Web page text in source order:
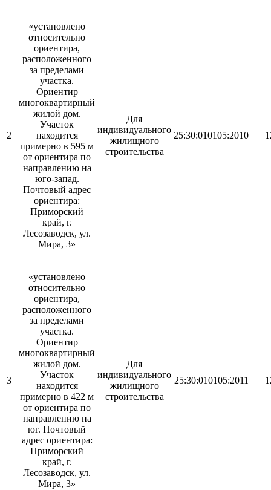
2
«установлено
относительно
ориентира,
расположенного
за пределами
участка.
Ориентир
многоквартирный
жилой дом.
Участок
находится
примерно в 595 м
от ориентира по
направлению на
юго-запад.
Почтовый адрес
ориентира:
Приморский
край, г.
Лесозаводск, ул.
Мира, 3»
Для
индивидуального
жилищного
строительства
25:30:010105:2010
3
«установлено
относительно
ориентира,
расположенного
за пределами
участка.
Ориентир
многоквартирный
жилой дом.
Участок
находится
примерно в 422 м
от ориентира по
направлению на
юг. Почтовый
адрес ориентира:
Приморский
край, г.
Лесозаводск, ул.
Мира, 3»
Для
индивидуального
жилищного
строительства
25:30:010105:2011